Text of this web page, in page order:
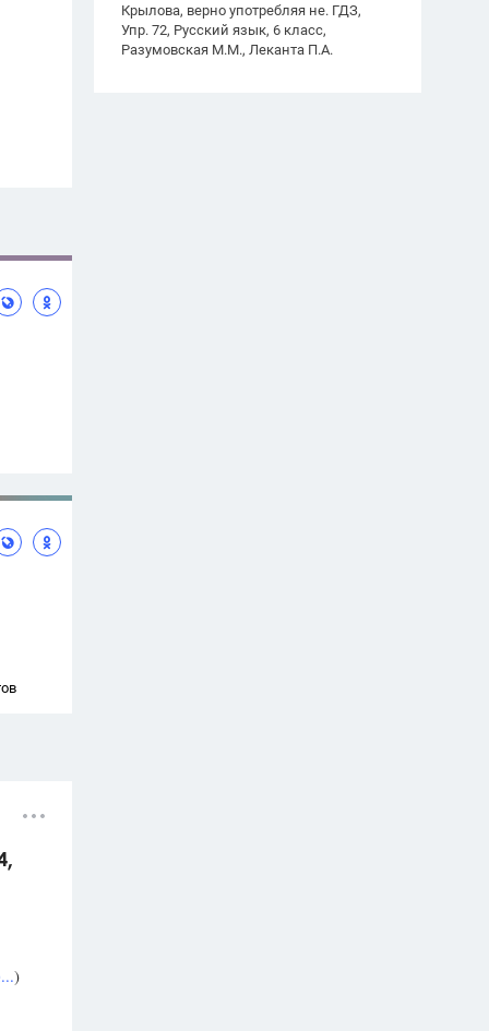
Крылова, верно употребляя не. ГДЗ,
Упр. 72, Русский язык, 6 класс,
Разумовская М.М., Леканта П.А.
)